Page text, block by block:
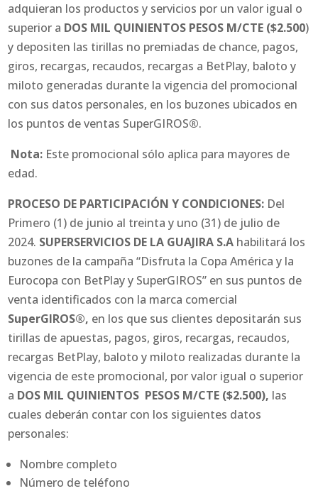
adquieran los productos y servicios por un valor igual o
superior a DOS MIL QUINIENTOS PESOS M/CTE ($2.500)
y depositen las tirillas no premiadas de chance, pagos,
giros, recargas, recaudos, recargas a BetPlay, baloto y
miloto generadas durante la vigencia del promocional
con sus datos personales, en los buzones ubicados en
los puntos de ventas SuperGIROS®.
Nota: Este promocional sólo aplica para mayores de
edad.
PROCESO DE PARTICIPACIÓN Y CONDICIONES: Del
Primero (1) de junio al treinta y uno (31) de julio de
2024. SUPERSERVICIOS DE LA GUAJIRA S.A habilitará los
buzones de la campaña “Disfruta la Copa América y la
Eurocopa con BetPlay y SuperGIROS” en sus puntos de
venta identificados con la marca comercial
SuperGIROS®, en los que sus clientes depositarán sus
tirillas de apuestas, pagos, giros, recargas, recaudos,
recargas BetPlay, baloto y miloto realizadas durante la
vigencia de este promocional, por valor igual o superior
a DOS MIL QUINIENTOS PESOS M/CTE ($2.500), las
cuales deberán contar con los siguientes datos
personales:
Nombre completo
Número de teléfono